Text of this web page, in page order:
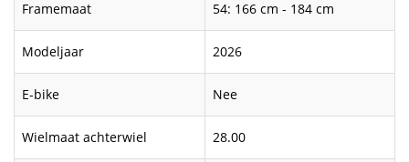
Framemaat 54: 166 cm - 184 cm
Modeljaar 2026
E-bike Nee
Wielmaat achterwiel 28.00